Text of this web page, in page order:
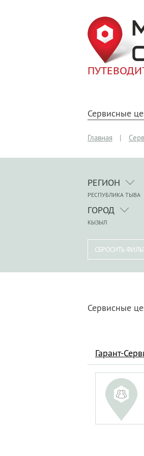
Сервисные
Главная |
РЕГИОН
РЕСПУБЛИКА ТЫВА
ГОРОД
КЫЗЫЛ
Сервисные
Гарант-